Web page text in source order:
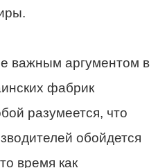
важным аргументом в
фабрик
разумеется, что
обойдется
время как